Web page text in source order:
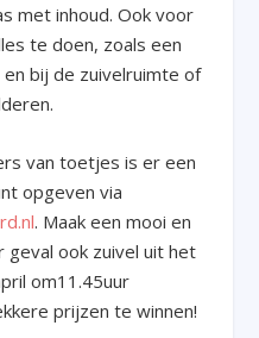
met inhoud. Ook voor
te doen, zoals een
bij de zuivelruimte of
van toetjes is er een
opgeven via
. Maak een mooi en
ook zuivel uit het
om11.45uur
prijzen te winnen!